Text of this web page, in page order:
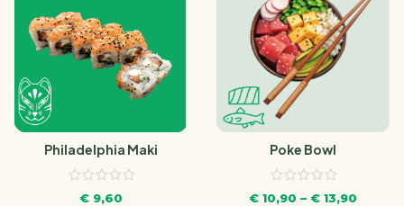
Philadelphia Maki
€ 9,60
Poke Bowl
€ 10,90 – € 13,90